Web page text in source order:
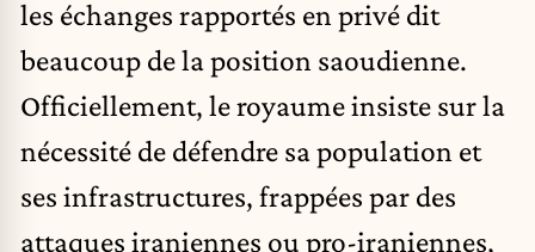
les échanges rapportés en privé dit
beaucoup de la position saoudienne.
Officiellement, le royaume insiste sur la
nécessité de défendre sa population et
ses infrastructures, frappées par des
attaques iraniennes ou pro-iraniennes,